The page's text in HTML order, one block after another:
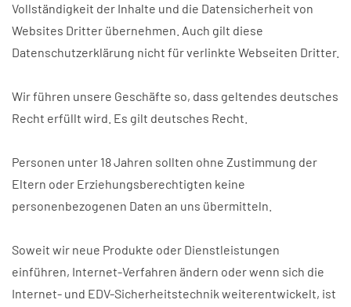
Vollständigkeit der Inhalte und die Datensicherheit von
Websites Dritter übernehmen. Auch gilt diese
Datenschutzerklärung nicht für verlinkte Webseiten Dritter.
Wir führen unsere Geschäfte so, dass geltendes deutsches
Recht erfüllt wird. Es gilt deutsches Recht.
Personen unter 18 Jahren sollten ohne Zustimmung der
Eltern oder Erziehungsberechtigten keine
personenbezogenen Daten an uns übermitteln.
Soweit wir neue Produkte oder Dienstleistungen
einführen, Internet-Verfahren ändern oder wenn sich die
Internet- und EDV-Sicherheitstechnik weiterentwickelt, ist